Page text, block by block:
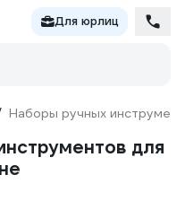
Для юрлиц
Наборы ручных
для